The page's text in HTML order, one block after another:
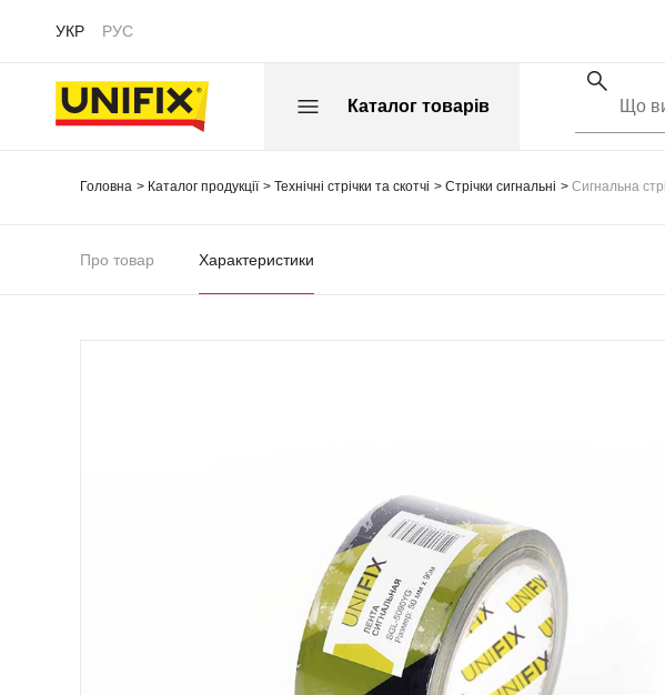
УКР РУС
Каталог товарів
Головна Каталог продукції Технічні стрічки та скотчі Стрічки сигнальні Сигнальна
Про товар Характеристики